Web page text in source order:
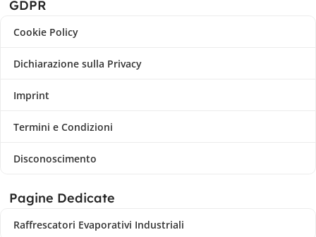
GDPR
Cookie Policy
Dichiarazione sulla Privacy
Imprint
Termini e Condizioni
Disconoscimento
Pagine Dedicate
Raffrescatori Evaporativi Industriali